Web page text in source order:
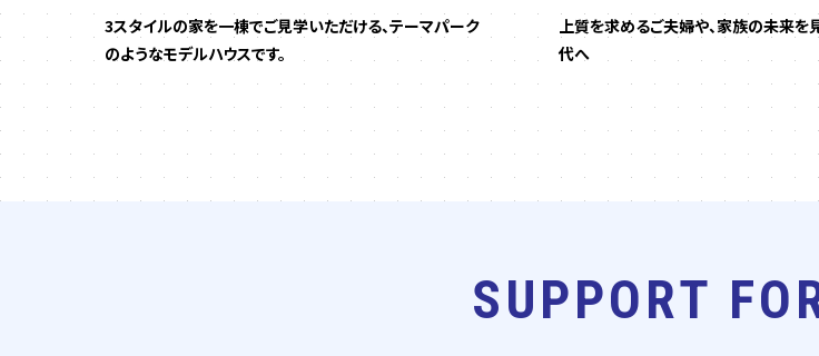
3スタイルの家を一棟でご見学いただける、テーマパーク
のようなモデルハウスです。
上質を求めるご夫婦や、家族の未来を
代へ
SUPPORT